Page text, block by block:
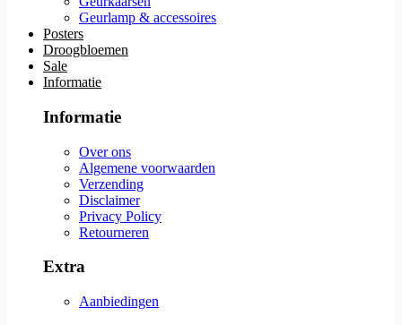
Geurlamp & accessoires
Posters
Droogbloemen
Sale
Informatie
Informatie
Over ons
Algemene voorwaarden
Verzending
Disclaimer
Privacy Policy
Retourneren
Extra
Aanbiedingen